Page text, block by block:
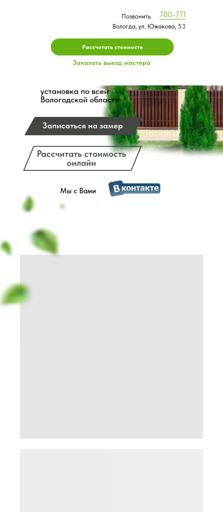
Вологда, ул. Южакова, 53
Рассчитать стоимость
Заказать выезд мастера
700-771
Позвонить
установка по всей
Вологодской области
Запишитесь на замер прямо
сейчас,БЕСПЛАТНО
ЗАБОРЫ, ВОРОТА
Записаться на замер
Рассчитать стоимость
онлайн
Мы с Вами